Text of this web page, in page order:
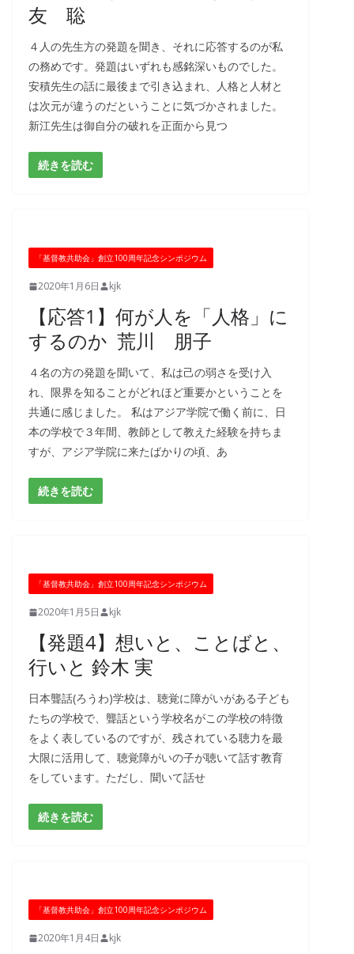
友 聡
４人の先生方の発題を聞き、それに応答するのが私
の務めです。発題はいずれも感銘深いものでした。
安積先生の話に最後まで引き込まれ、人格と人材と
は次元が違うのだということに気づかされました。
新江先生は御自分の破れを正面から見つ
続きを読む
「基督教共助会」創立100周年記念シンポジウム
2020年1月6日 kjk
【応答1】何が人を「人格」に
するのか 荒川 朋子
４名の方の発題を聞いて、私は己の弱さを受け入
れ、限界を知ることがどれほど重要かということを
共通に感じました。 私はアジア学院で働く前に、日
本の学校で３年間、教師として教えた経験を持ちま
すが、アジア学院に来たばかりの頃、あ
続きを読む
「基督教共助会」創立100周年記念シンポジウム
2020年1月5日 kjk
【発題4】想いと、ことばと、
行いと 鈴木 実
日本聾話(ろうわ)学校は、聴覚に障がいがある子ども
たちの学校で、聾話という学校名がこの学校の特徴
をよく表しているのですが、残されている聴力を最
大限に活用して、聴覚障がいの子が聴いて話す教育
をしています。ただし、聞いて話せ
続きを読む
「基督教共助会」創立100周年記念シンポジウム
2020年1月4日 kjk